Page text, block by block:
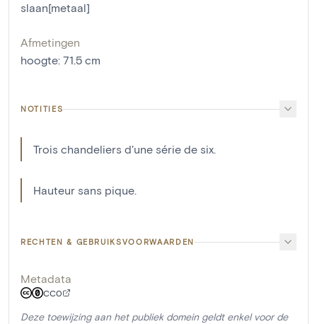
slaan[metaal]
Afmetingen
hoogte: 71.5 cm
NOTITIES
Trois chandeliers d'une série de six.
Hauteur sans pique.
RECHTEN & GEBRUIKSVOORWAARDEN
Metadata
CC0
Deze toewijzing aan het publiek domein geldt enkel voor de